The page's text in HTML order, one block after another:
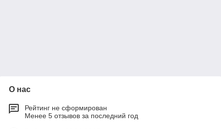
О нас
Рейтинг не сформирован
Менее 5 отзывов за последний год